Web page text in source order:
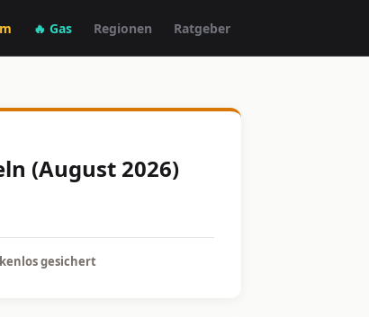
🔥 Gas Regionen Ratgeber
(August 2026)
gesichert